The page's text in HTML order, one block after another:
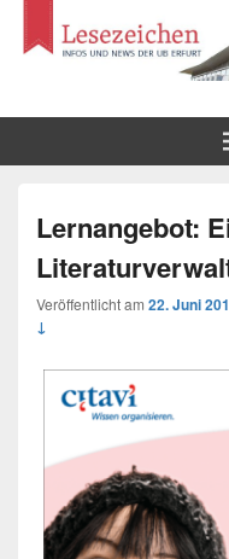
Lesezeichen
Lernangebot:
Veröffentlicht am 22. Juni
↓